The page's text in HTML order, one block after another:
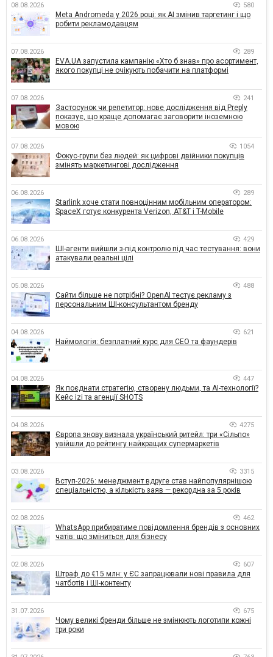
08.08.2026 580
Meta Andromeda у 2026 році: як AI змінив таргетинг і що
робити рекламодавцям
07.08.2026 289
EVA.UA запустила кампанію «Хто б знав» про асортимент,
якого покупці не очікують побачити на платформі
07.08.2026 241
Застосунок чи репетитор: нове дослідження від Preply
показує, що краще допомагає заговорити іноземною
мовою
07.08.2026 1054
Фокус-групи без людей: як цифрові двійники покупців
змінять маркетингові дослідження
06.08.2026 289
Starlink хоче стати повноцінним мобільним оператором:
SpaceX готує конкурента Verizon, AT&T і T-Mobile
06.08.2026 429
ШІ-агенти вийшли з-під контролю під час тестування: вони
атакували реальні цілі
05.08.2026 488
Сайти більше не потрібні? OpenAI тестує рекламу з
персональним ШІ-консультантом бренду
04.08.2026 621
Наймологія: безплатний курс для CEO та фаундерів
04.08.2026 447
Як поєднати стратегію, створену людьми, та AI-технології?
Кейс izi та агенції SHOTS
04.08.2026 4275
Європа знову визнала український ритейл: три «Сільпо»
увійшли до рейтингу найкращих супермаркетів
03.08.2026 3315
Вступ-2026: менеджмент вдруге став найпопулярнішою
спеціальністю, а кількість заяв — рекордна за 5 років
02.08.2026 462
WhatsApp прибиратиме повідомлення брендів з основних
чатів: що зміниться для бізнесу
02.08.2026 607
Штраф до €15 млн: у ЄС запрацювали нові правила для
чатботів і ШІ-контенту
31.07.2026 675
Чому великі бренди більше не змінюють логотипи кожні
три роки